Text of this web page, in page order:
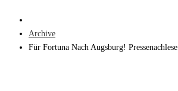
Archive
Für Fortuna Nach Augsburg! Pressenachlese